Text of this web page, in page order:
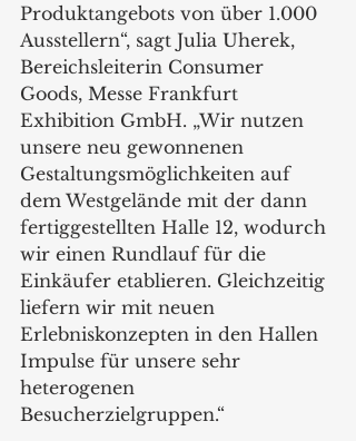
Produktangebots von über 1.000
Ausstellern“, sagt Julia Uherek,
Bereichsleiterin Consumer
Goods, Messe Frankfurt
Exhibition GmbH. „Wir nutzen
unsere neu gewonnenen
Gestaltungsmöglichkeiten auf
dem Westgelände mit der dann
fertiggestellten Halle 12, wodurch
wir einen Rundlauf für die
Einkäufer etablieren. Gleichzeitig
liefern wir mit neuen
Erlebniskonzepten in den Hallen
Impulse für unsere sehr
heterogenen
Besucherzielgruppen.“